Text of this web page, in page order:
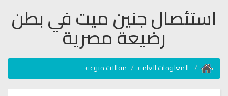
استئصال جنين ميت في بطن
رضيعة مصرية
المعلومات العامة مقالات منوعة